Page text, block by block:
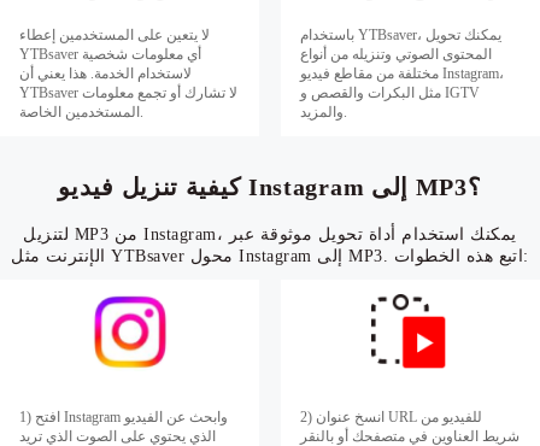
لا يتعين على المستخدمين إعطاء
YTBsaver أي معلومات شخصية
لاستخدام الخدمة. هذا يعني أن
YTBsaver لا تشارك أو تجمع معلومات
المستخدمين الخاصة.
باستخدام YTBsaver، يمكنك تحويل
المحتوى الصوتي وتنزيله من أنواع
مختلفة من مقاطع فيديو Instagram،
مثل البكرات والقصص و IGTV
والمزيد.
كيفية تنزيل فيديو Instagram إلى MP3؟
لتنزيل MP3 من Instagram، يمكنك استخدام أداة تحويل موثوقة عبر
الإنترنت مثل YTBsaver محول Instagram إلى MP3. اتبع هذه الخطوات:
1) افتح Instagram وابحث عن الفيديو
الذي يحتوي على الصوت الذي تريد
2) انسخ عنوان URL للفيديو من
شريط العناوين في متصفحك أو بالنقر